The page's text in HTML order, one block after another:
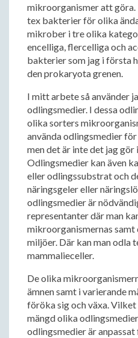
mikroorganismer att
tex bakterier för olika
mikrober i tre olika
encelliga, flercelliga och
bakterier som jag i första
den prokaryota grenen.
I mitt arbete så använder
odlingsmedier. I dessa
olika sorters
använda odlingsmedier
men det är inte det jag
Odlingsmedier kan även
eller odlingssubstrat och
näringsgeler eller
odlingsmedier är
representanter där man
mikroorganismernas samt
miljöer. Där kan man odla
mammalieceller.
De olika
ämnen samt i varierande
föröka sig och växa.
mängd olika
odlingsmedier är